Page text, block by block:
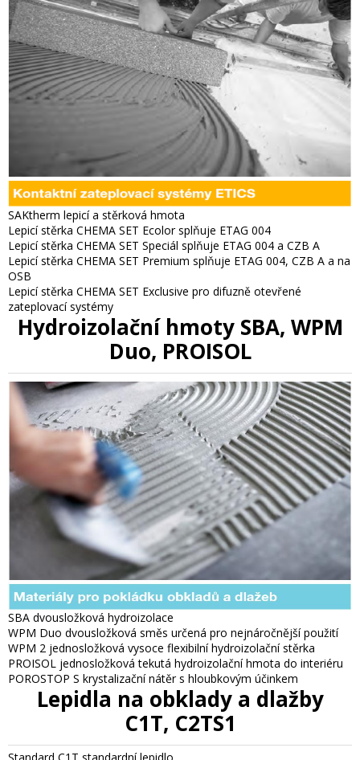
SAKtherm lepicí a stěrková hmota
Lepicí stěrka CHEMA SET Ecolor splňuje ETAG 004
Lepicí stěrka CHEMA SET Speciál splňuje ETAG 004 a CZB A
Lepicí stěrka CHEMA SET Premium splňuje ETAG 004, CZB A a na
OSB
Lepicí stěrka CHEMA SET Exclusive pro difuzně otevřené
zateplovací systémy
Hydroizolační hmoty SBA, WPM
Duo, PROISOL
SBA dvousložková hydroizolace
WPM Duo dvousložková směs určená pro nejnáročnější použití
WPM 2 jednosložková vysoce flexibilní hydroizolační stěrka
PROISOL jednosložková tekutá hydroizolační hmota do interiéru
POROSTOP S krystalizační nátěr s hloubkovým účinkem
Lepidla na obklady a dlažby
C1T, C2TS1
Standard C1T standardní lepidlo